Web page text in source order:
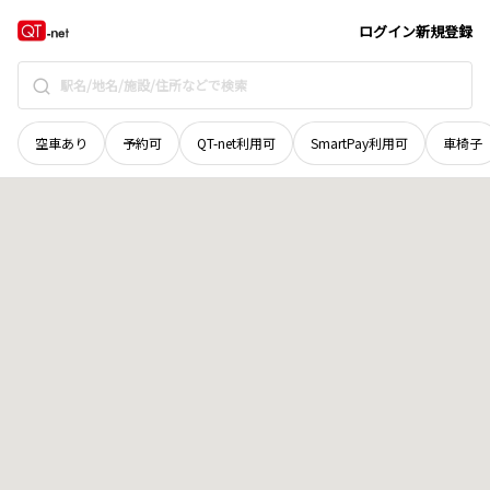
ログイン新規登録
空車あり 予約可 QT-net利用可 SmartPay利用可 車椅子
北海道